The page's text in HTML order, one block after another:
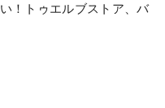
！トゥエルブストア、バ